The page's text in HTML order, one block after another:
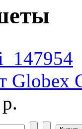
(1)
Globex